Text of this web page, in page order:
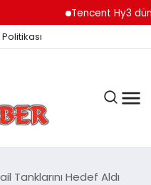
Tencent Hy3 dünya
Tanklarını Hedef Aldı